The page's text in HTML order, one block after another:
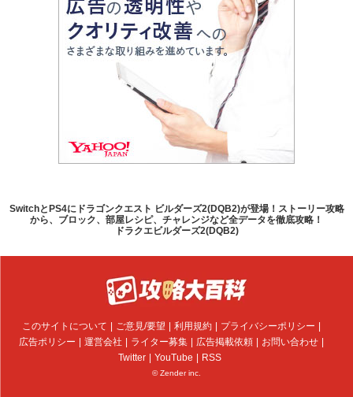
SwitchとPS4にドラゴンクエスト ビルダーズ2(DQB2)が登場！ストーリー攻略
から、ブロック、部屋レシピ、チャレンジなど全データを徹底攻略！
ドラクエビルダーズ2(DQB2)
このサイトについて ご意見/要望 利用規約
プライバシーポリシー
広告ポリシー
運営会社 ライター募集 広告掲載依頼
お問い合わせ
Twitter
YouTube RSS
© Zender inc.